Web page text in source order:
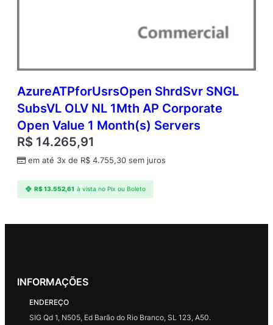
AzureATPforUsrsOpen ShrdSvr SNGL
SubsVL OLV NL 1Mth AP Corporate
Open Value 1 Month(s) Servers
R$ 14.265,91
em até 3x de R$ 4.755,30 sem juros
R$13.552,61 à vista no Pix ou Boleto
INFORMAÇÕES
ENDEREÇO
SIG Qd 1, N505, Ed Barão do Rio Branco, SL 123, A50.